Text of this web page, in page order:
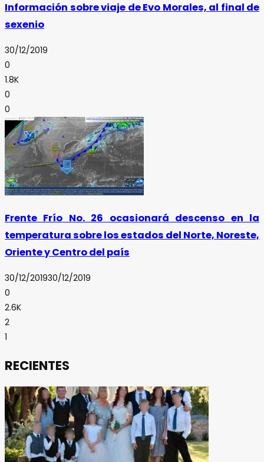
Información sobre viaje de Evo Morales, al final de
sexenio
30/12/2019
0
1.8K
0
0
Frente Frío No. 26 ocasionará descenso en la
temperatura sobre los estados del Norte, Noreste,
Oriente y Centro del país
30/12/201930/12/2019
0
2.6K
2
1
RECIENTES